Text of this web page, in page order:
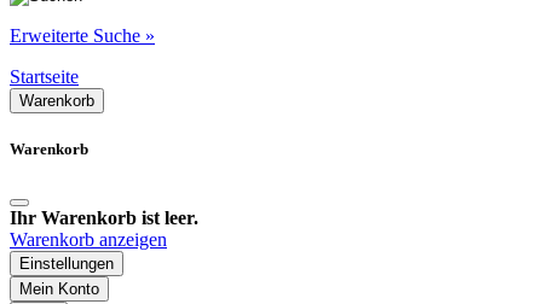
Erweiterte Suche »
Startseite
Warenkorb
Warenkorb
Ihr Warenkorb ist leer.
Warenkorb anzeigen
Einstellungen
Mein Konto